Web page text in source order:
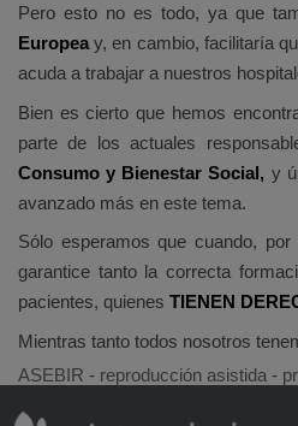
Pero esto no es todo, ya que
Europea y, en cambio, facilitaría
acuda a trabajar a nuestros
Bien es cierto que hemos
parte de los actuales
Consumo y Bienestar Social, y
avanzado más en este tema.
Sólo esperamos que cuando,
garantice tanto la correcta
pacientes, quienes TIENEN
Mientras tanto todos nosotros
ASEBIR - reproducción asistida -